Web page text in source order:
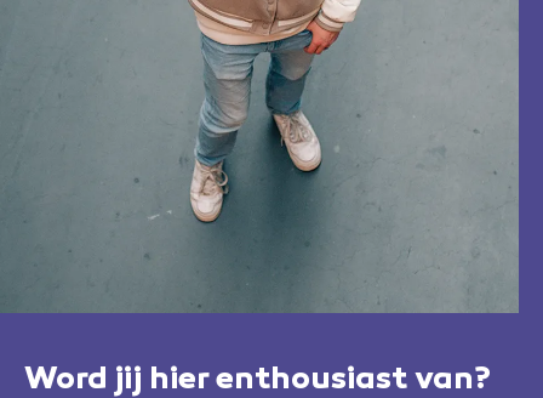
Word jij hier enthousiast van?